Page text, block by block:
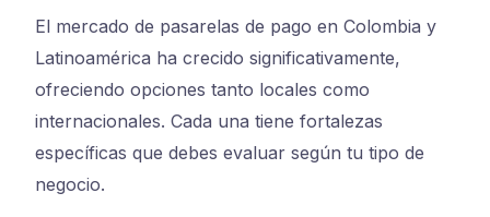
El mercado de pasarelas de pago en Colombia y
Latinoamérica ha crecido significativamente,
ofreciendo opciones tanto locales como
internacionales. Cada una tiene fortalezas
específicas que debes evaluar según tu tipo de
negocio.